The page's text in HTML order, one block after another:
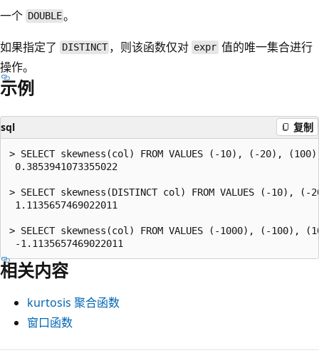
一个 DOUBLE。
如果指定了
DISTINCT ，则该函数仅对 expr值的唯一集合进行
操作。
示例
sql 复制
> SELECT skewness(col) FROM VALUES (-10), (-20),
0.3853941073355022
> SELECT skewness(DISTINCT col) FROM VALUES (-
1.1135657469022011
> SELECT skewness(col) FROM VALUES (-1000), (-
相关内容
kurtosis 聚合函数
窗口函数